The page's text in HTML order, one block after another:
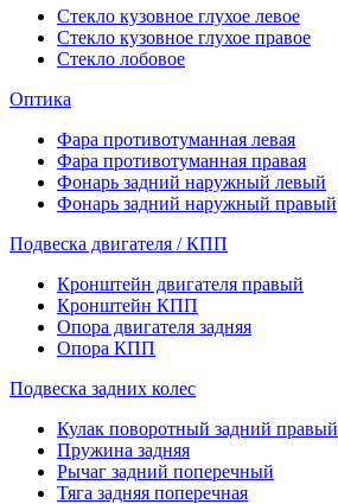
Стекло кузовное глухое левое
Стекло кузовное глухое правое
Стекло лобовое
Оптика
Фара противотуманная левая
Фара противотуманная правая
Фонарь задний наружный левый
Фонарь задний наружный правый
Подвеска двигателя / КПП
Кронштейн двигателя правый
Кронштейн КПП
Опора двигателя задняя
Опора КПП
Подвеска задних колес
Кулак поворотный задний правый
Пружина задняя
Рычаг задний поперечный
Тяга задняя поперечная